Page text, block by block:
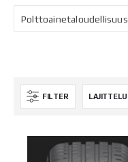
Polttoainetaloudellisuus
FILTER